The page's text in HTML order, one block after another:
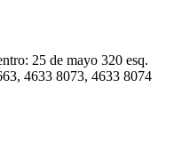
25 de mayo 320 esq.
4633 8073, 4633 8074